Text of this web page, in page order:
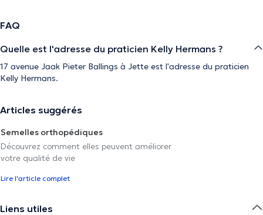
FAQ
Quelle est l'adresse du praticien Kelly Hermans ?
17 avenue Jaak Pieter Ballings à Jette est l'adresse du praticien
Kelly Hermans.
Articles suggérés
Semelles orthopédiques
Découvrez comment elles peuvent améliorer
votre qualité de vie
Lire l'article complet
Liens utiles